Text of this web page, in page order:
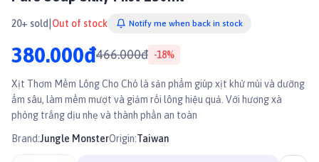
20+ sold Out of stock Notify me when back in stock
380.000đ466.000đ -18%
Xịt Thơm Mềm Lông Cho Chó là sản phẩm giúp xịt khử mùi và dưỡng
ẩm sâu, làm mềm mượt và giảm rối lông hiệu quả. Với hương xà
phòng trắng dịu nhẹ và thành phần an toàn
Brand:Jungle MonsterOrigin:Taiwan